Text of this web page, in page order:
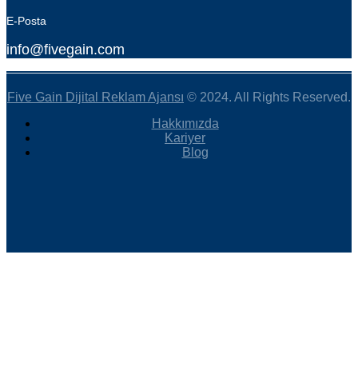
E-Posta
info@fivegain.com
Five Gain Dijital Reklam Ajansı © 2024. All Rights Reserved.
Hakkımızda
Kariyer
Blog